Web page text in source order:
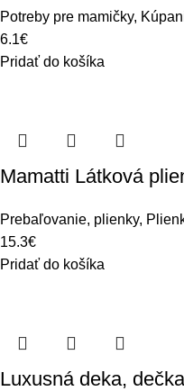
Potreby pre mamičky,
6.1€
Pridať do košíka
Mamatti Látková
Prebaľovanie, plienky,
15.3€
Pridať do košíka
Luxusná deka,